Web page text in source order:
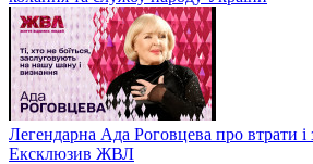
Легендарна Ада Роговцева про втрати
Ексклюзив ЖВЛ